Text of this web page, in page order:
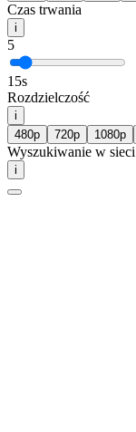
Czas trwania
i
5
15s
Rozdzielczość
i
480p
720p 1080p
Wyszukiwanie w sieci
i